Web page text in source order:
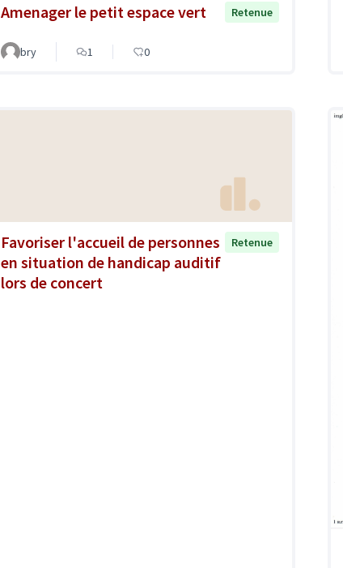
Amenager le petit espace vert Retenue
bry 1 0
Favoriser l'accueil de personnes
en situation de handicap auditif
lors de concert
Retenue